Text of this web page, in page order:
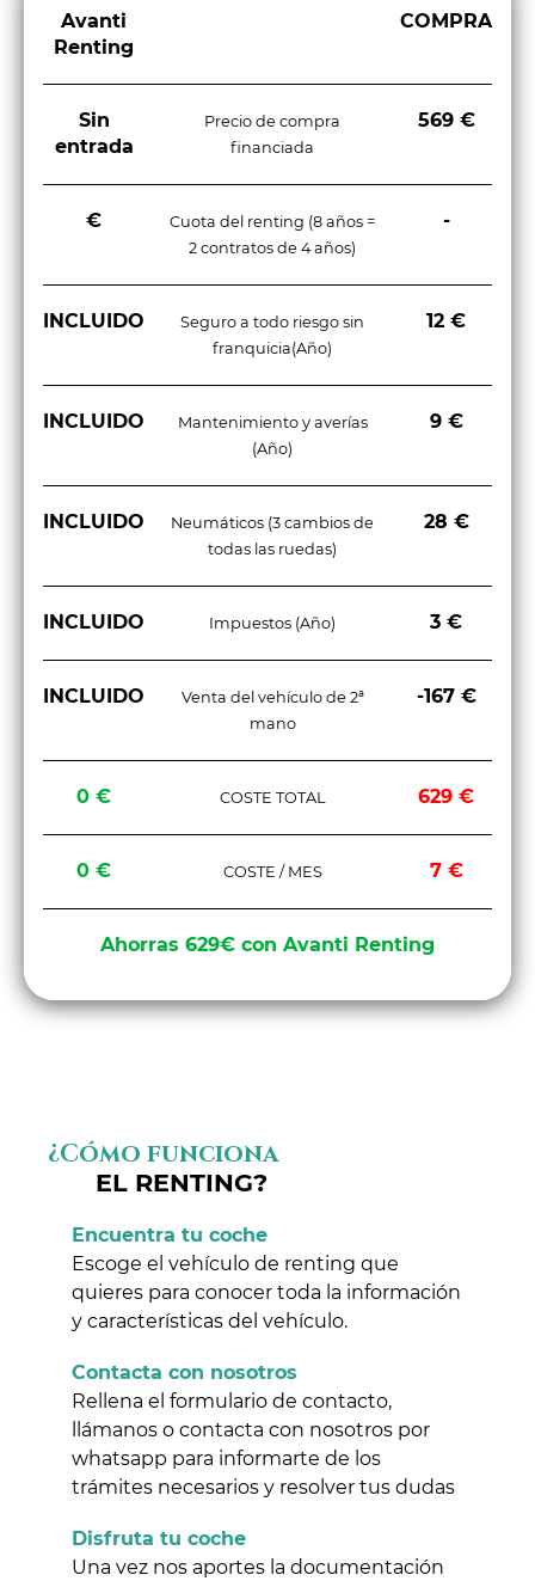
Avanti
Renting
COMPRA
Sin
entrada
Precio de compra
financiada
569 €
€
Cuota del renting (8 años =
2 contratos de 4 años)
-
INCLUIDO
Seguro a todo riesgo sin
franquicia(Año)
12 €
INCLUIDO
Mantenimiento y averías
(Año)
9 €
INCLUIDO
Neumáticos (3 cambios de
todas las ruedas)
28 €
INCLUIDO Impuestos (Año) 3 €
INCLUIDO
Venta del vehículo de 2ª
mano
-167 €
0 € COSTE TOTAL 629 €
0 € COSTE / MES 7 €
Ahorras 629€ con Avanti Renting
¿Cómo funciona
EL RENTING?
Encuentra tu coche
Escoge el vehículo de renting que
quieres para conocer toda la información
y características del vehículo.
Contacta con nosotros
Rellena el formulario de contacto,
llámanos o contacta con nosotros por
whatsapp para informarte de los
trámites necesarios y resolver tus dudas
Disfruta tu coche
Una vez nos aportes la documentación